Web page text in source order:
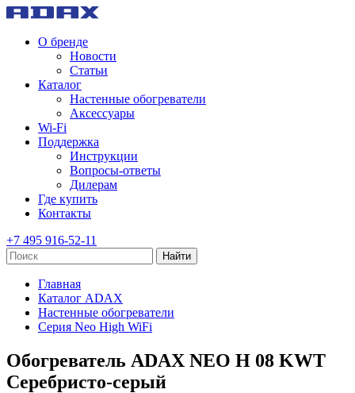
О бренде
Новости
Статьи
Каталог
Настенные обогреватели
Аксессуары
Wi-Fi
Поддержка
Инструкции
Вопросы-ответы
Дилерам
Где купить
Контакты
+7 495 916-52-11
Найти
Главная
Каталог ADAX
Настенные обогреватели
Серия Neo High WiFi
Обогреватель ADAX NEO H 08 KWT
Серебристо-серый